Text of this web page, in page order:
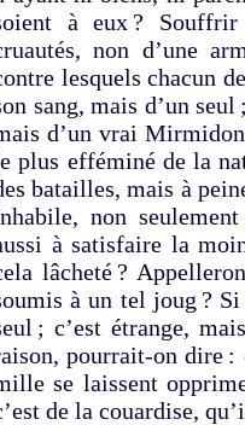
à eux ?
non d’une
lesquels chacun
sang, mais d’un
d’un vrai
plus efféminé de la
batailles, mais à
non
à satisfaire la
lâcheté ?
à un tel joug ?
; c’est étrange,
pourrait-on dire
se laissent
de la couardise,